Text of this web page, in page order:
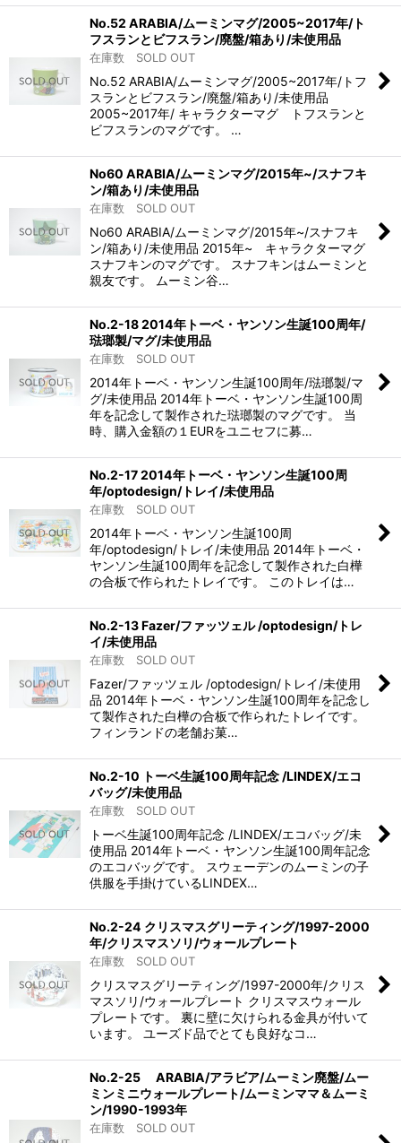
No.52 ARABIA/ムーミンマグ/2005~2017年/ト
フスランとビフスラン/廃盤/箱あり/未使用品
在庫数 SOLD OUT
No.52 ARABIA/ムーミンマグ/2005~2017年/トフ
スランとビフスラン/廃盤/箱あり/未使用品
2005~2017年/ キャラクターマグ トフスランと
ビフスランのマグです。 …
No60 ARABIA/ムーミンマグ/2015年~/スナフキ
ン/箱あり/未使用品
在庫数 SOLD OUT
No60 ARABIA/ムーミンマグ/2015年~/スナフキ
ン/箱あり/未使用品 2015年~ キャラクターマグ
スナフキンのマグです。 スナフキンはムーミンと
親友です。 ムーミン谷…
No.2-18 2014年トーベ・ヤンソン生誕100周年/
琺瑯製/マグ/未使用品
在庫数 SOLD OUT
2014年トーベ・ヤンソン生誕100周年/琺瑯製/マ
グ/未使用品 2014年トーベ・ヤンソン生誕100周
年を記念して製作された琺瑯製のマグです。 当
時、購入金額の１EURをユニセフに募…
No.2-17 2014年トーベ・ヤンソン生誕100周
年/optodesign/トレイ/未使用品
在庫数 SOLD OUT
2014年トーベ・ヤンソン生誕100周
年/optodesign/トレイ/未使用品 2014年トーベ・
ヤンソン生誕100周年を記念して製作された白樺
の合板で作られたトレイです。 このトレイは…
No.2-13 Fazer/ファッツェル /optodesign/トレ
イ/未使用品
在庫数 SOLD OUT
Fazer/ファッツェル /optodesign/トレイ/未使用
品 2014年トーベ・ヤンソン生誕100周年を記念し
て製作された白樺の合板で作られたトレイです。
フィンランドの老舗お菓…
No.2-10 トーベ生誕100周年記念 /LINDEX/エコ
バッグ/未使用品
在庫数 SOLD OUT
トーベ生誕100周年記念 /LINDEX/エコバッグ/未
使用品 2014年トーベ・ヤンソン生誕100周年記念
のエコバッグです。 スウェーデンのムーミンの子
供服を手掛けているLINDEX…
No.2-24 クリスマスグリーティング/1997-2000
年/クリスマスソリ/ウォールプレート
在庫数 SOLD OUT
クリスマスグリーティング/1997-2000年/クリス
マスソリ/ウォールプレート クリスマスウォール
プレートです。 裏に壁に欠けられる金具が付いて
います。 ユーズド品でとても良好なコ…
No.2-25 ARABIA/アラビア/ムーミン廃盤/ムー
ミンミニウォールプレート/ムーミンママ＆ムーミ
ン/1990-1993年
在庫数 SOLD OUT